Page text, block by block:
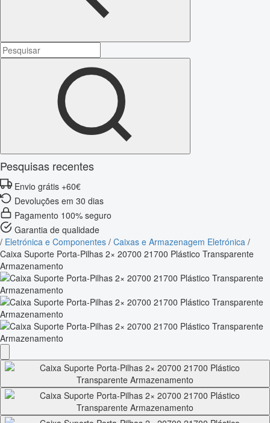
Pesquisas recentes
Envio grátis +60€
Devoluções em 30 dias
Pagamento 100% seguro
Garantia de qualidade
/ Eletrónica e Componentes / Caixas e Armazenagem Eletrónica /
Caixa Suporte Porta-Pilhas 2× 20700 21700 Plástico Transparente
Armazenamento